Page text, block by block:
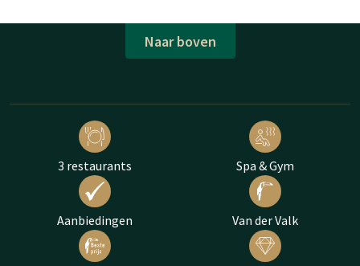
Naar boven
3 restaurants Spa & Gym
Aanbiedingen Van der Valk